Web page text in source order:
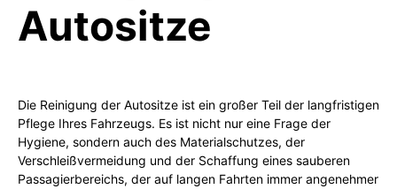
Autositze
Die Reinigung der Autositze ist ein großer Teil der langfristigen
Pflege Ihres Fahrzeugs. Es ist nicht nur eine Frage der
Hygiene, sondern auch des Materialschutzes, der
Verschleißvermeidung und der Schaffung eines sauberen
Passagierbereichs, der auf langen Fahrten immer angenehmer